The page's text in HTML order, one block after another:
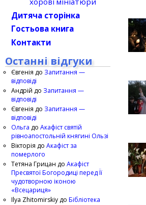
Дитяча сторінка
Гостьова книга
Контакти
Останні відгуки
Євгенія до Запитання —
відповіді
Андрій до Запитання —
відповіді
Євгенія до Запитання —
відповіді
Ольга до Акафіст святій
рівноапостольній княгині Ользі
Вікторія до Акафіст за
померлого
Тетяна Грицан до Акафіст
Пресвятої Богородиці перед Її
чудотворною іконою
«Всецариця»
Ilya Zhitomirskiy до Бібліотека